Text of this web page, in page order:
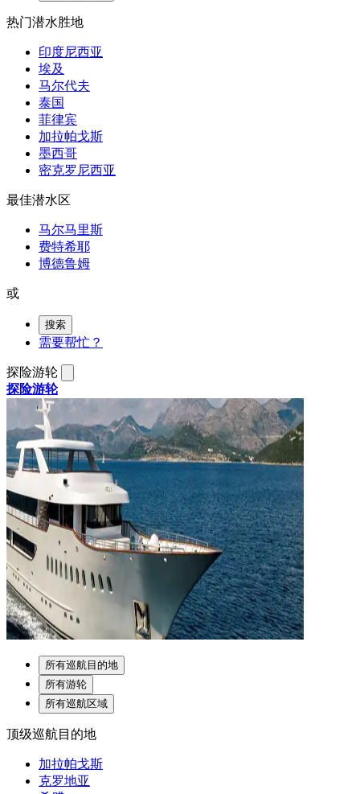
热门潜水胜地
印度尼西亚
埃及
马尔代夫
泰国
菲律宾
加拉帕戈斯
墨西哥
密克罗尼西亚
最佳潜水区
马尔马里斯
费特希耶
博德鲁姆
或
搜索
需要帮忙？
探险游轮
探险游轮
所有巡航目的地
所有游轮
所有巡航区域
顶级巡航目的地
加拉帕戈斯
克罗地亚